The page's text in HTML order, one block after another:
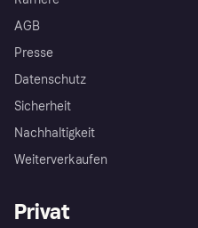
AGB
Presse
Datenschutz
Sicherheit
Nachhaltigkeit
Weiterverkaufen
Privat